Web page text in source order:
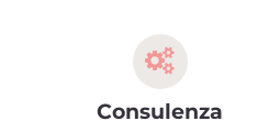
Consulenza